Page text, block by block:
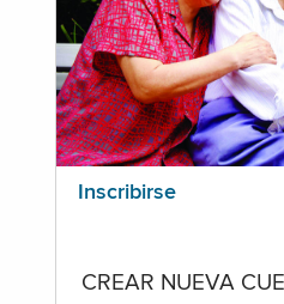
Inscribirse
CREAR NUEVA